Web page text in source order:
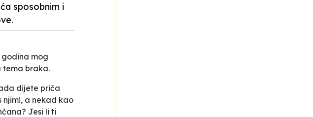
sposobnim i
godina mog
tema braka.
dijete priča
njim!, a nekad kao
Jesi li ti